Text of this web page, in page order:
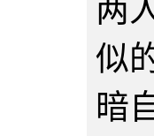
两
似
暗